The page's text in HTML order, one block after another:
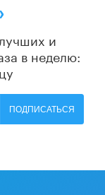
и
в неделю:
ПОДПИСАТЬСЯ